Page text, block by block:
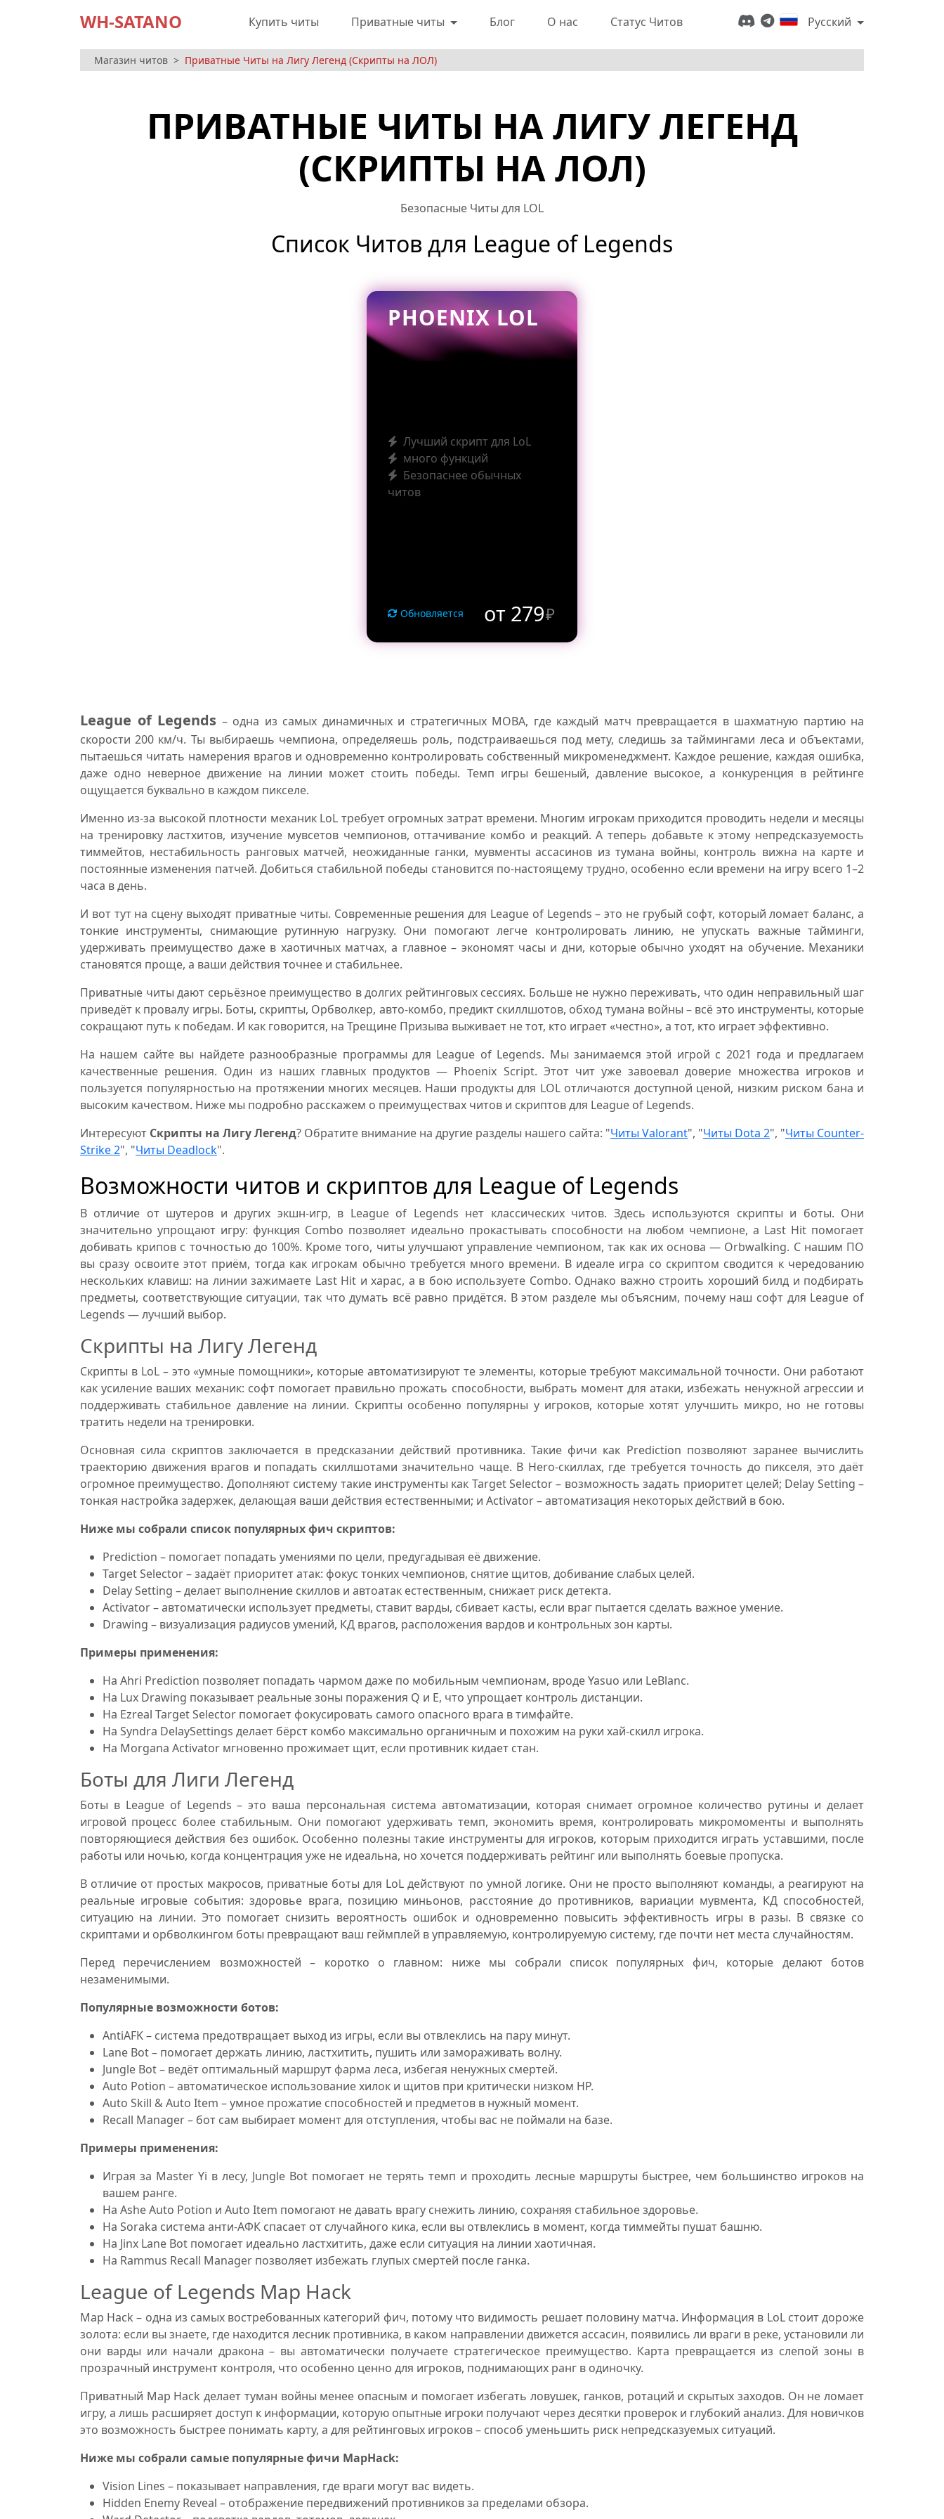
WH-SATANO Купить читы Приватные читы Блог О нас Статус Читов Русский
Магазин читов Приватные Читы на Лигу Легенд (Скрипты на ЛОЛ)
ПРИВАТНЫЕ ЧИТЫ НА ЛИГУ ЛЕГЕНД
(СКРИПТЫ НА ЛОЛ)
Безопасные Читы для LOL
Список Читов для League of Legends
PHOENIX LOL
Лучший скрипт для LoL
много функций
Безопаснее обычных
читов
Обновляется от 279₽
League of Legends – одна из самых динамичных и стратегичных MOBA, где каждый матч превращается в шахматную партию на
скорости 200 км/ч. Ты выбираешь чемпиона, определяешь роль, подстраиваешься под мету, следишь за таймингами леса и объектами,
пытаешься читать намерения врагов и одновременно контролировать собственный микроменеджмент. Каждое решение, каждая ошибка,
даже одно неверное движение на линии может стоить победы. Темп игры бешеный, давление высокое, а конкуренция в рейтинге
ощущается буквально в каждом пикселе.
Именно из-за высокой плотности механик LoL требует огромных затрат времени. Многим игрокам приходится проводить недели и месяцы
на тренировку ластхитов, изучение мувсетов чемпионов, оттачивание комбо и реакций. А теперь добавьте к этому непредсказуемость
тиммейтов, нестабильность ранговых матчей, неожиданные ганки, мувменты ассасинов из тумана войны, контроль вижна на карте и
постоянные изменения патчей. Добиться стабильной победы становится по-настоящему трудно, особенно если времени на игру всего 1–2
часа в день.
И вот тут на сцену выходят приватные читы. Современные решения для League of Legends – это не грубый софт, который ломает баланс, а
тонкие инструменты, снимающие рутинную нагрузку. Они помогают легче контролировать линию, не упускать важные тайминги,
удерживать преимущество даже в хаотичных матчах, а главное – экономят часы и дни, которые обычно уходят на обучение. Механики
становятся проще, а ваши действия точнее и стабильнее.
Приватные читы дают серьёзное преимущество в долгих рейтинговых сессиях. Больше не нужно переживать, что один неправильный шаг
приведёт к провалу игры. Боты, скрипты, Орбволкер, авто-комбо, предикт скиллшотов, обход тумана войны – всё это инструменты, которые
сокращают путь к победам. И как говорится, на Трещине Призыва выживает не тот, кто играет «честно», а тот, кто играет эффективно.
На нашем сайте вы найдете разнообразные программы для League of Legends. Мы занимаемся этой игрой с 2021 года и предлагаем
качественные решения. Один из наших главных продуктов — Phoenix Script. Этот чит уже завоевал доверие множества игроков и
пользуется популярностью на протяжении многих месяцев. Наши продукты для LOL отличаются доступной ценой, низким риском бана и
высоким качеством. Ниже мы подробно расскажем о преимуществах читов и скриптов для League of Legends.
Интересуют Скрипты на Лигу Легенд? Обратите внимание на другие разделы нашего сайта: "Читы Valorant", "Читы Dota 2", "Читы Counter-
Strike 2", "Читы Deadlock".
Возможности читов и скриптов для League of Legends
В отличие от шутеров и других экшн-игр, в League of Legends нет классических читов. Здесь используются скрипты и боты. Они
значительно упрощают игру: функция Combo позволяет идеально прокастывать способности на любом чемпионе, а Last Hit помогает
добивать крипов с точностью до 100%. Кроме того, читы улучшают управление чемпионом, так как их основа — Orbwalking. С нашим ПО
вы сразу освоите этот приём, тогда как игрокам обычно требуется много времени. В идеале игра со скриптом сводится к чередованию
нескольких клавиш: на линии зажимаете Last Hit и харас, а в бою используете Combo. Однако важно строить хороший билд и подбирать
предметы, соответствующие ситуации, так что думать всё равно придётся. В этом разделе мы объясним, почему наш софт для League of
Legends — лучший выбор.
Скрипты на Лигу Легенд
Скрипты в LoL – это «умные помощники», которые автоматизируют те элементы, которые требуют максимальной точности. Они работают
как усиление ваших механик: софт помогает правильно прожать способности, выбрать момент для атаки, избежать ненужной агрессии и
поддерживать стабильное давление на линии. Скрипты особенно популярны у игроков, которые хотят улучшить микро, но не готовы
тратить недели на тренировки.
Основная сила скриптов заключается в предсказании действий противника. Такие фичи как Prediction позволяют заранее вычислить
траекторию движения врагов и попадать скиллшотами значительно чаще. В Hero-скиллах, где требуется точность до пикселя, это даёт
огромное преимущество. Дополняют систему такие инструменты как Target Selector – возможность задать приоритет целей; Delay Setting –
тонкая настройка задержек, делающая ваши действия естественными; и Activator – автоматизация некоторых действий в бою.
Ниже мы собрали список популярных фич скриптов:
Prediction – помогает попадать умениями по цели, предугадывая её движение.
Target Selector – задаёт приоритет атак: фокус тонких чемпионов, снятие щитов, добивание слабых целей.
Delay Setting – делает выполнение скиллов и автоатак естественным, снижает риск детекта.
Activator – автоматически использует предметы, ставит варды, сбивает касты, если враг пытается сделать важное умение.
Drawing – визуализация радиусов умений, КД врагов, расположения вардов и контрольных зон карты.
Примеры применения:
На Ahri Prediction позволяет попадать чармом даже по мобильным чемпионам, вроде Yasuo или LeBlanc.
На Lux Drawing показывает реальные зоны поражения Q и E, что упрощает контроль дистанции.
На Ezreal Target Selector помогает фокусировать самого опасного врага в тимфайте.
На Syndra DelaySettings делает бёрст комбо максимально органичным и похожим на руки хай-скилл игрока.
На Morgana Activator мгновенно прожимает щит, если противник кидает стан.
Боты для Лиги Легенд
Боты в League of Legends – это ваша персональная система автоматизации, которая снимает огромное количество рутины и делает
игровой процесс более стабильным. Они помогают удерживать темп, экономить время, контролировать микромоменты и выполнять
повторяющиеся действия без ошибок. Особенно полезны такие инструменты для игроков, которым приходится играть уставшими, после
работы или ночью, когда концентрация уже не идеальна, но хочется поддерживать рейтинг или выполнять боевые пропуска.
В отличие от простых макросов, приватные боты для LoL действуют по умной логике. Они не просто выполняют команды, а реагируют на
реальные игровые события: здоровье врага, позицию миньонов, расстояние до противников, вариации мувмента, КД способностей,
ситуацию на линии. Это помогает снизить вероятность ошибок и одновременно повысить эффективность игры в разы. В связке со
скриптами и орбволкингом боты превращают ваш геймплей в управляемую, контролируемую систему, где почти нет места случайностям.
Перед перечислением возможностей – коротко о главном: ниже мы собрали список популярных фич, которые делают ботов
незаменимыми.
Популярные возможности ботов:
AntiAFK – система предотвращает выход из игры, если вы отвлеклись на пару минут.
Lane Bot – помогает держать линию, ластхитить, пушить или замораживать волну.
Jungle Bot – ведёт оптимальный маршрут фарма леса, избегая ненужных смертей.
Auto Potion – автоматическое использование хилок и щитов при критически низком HP.
Auto Skill & Auto Item – умное прожатие способностей и предметов в нужный момент.
Recall Manager – бот сам выбирает момент для отступления, чтобы вас не поймали на базе.
Примеры применения:
Играя за Master Yi в лесу, Jungle Bot помогает не терять темп и проходить лесные маршруты быстрее, чем большинство игроков на
вашем ранге.
На Ashe Auto Potion и Auto Item помогают не давать врагу снежить линию, сохраняя стабильное здоровье.
На Soraka система анти-АФК спасает от случайного кика, если вы отвлеклись в момент, когда тиммейты пушат башню.
На Jinx Lane Bot помогает идеально ластхитить, даже если ситуация на линии хаотичная.
На Rammus Recall Manager позволяет избежать глупых смертей после ганка.
League of Legends Map Hack
Map Hack – одна из самых востребованных категорий фич, потому что видимость решает половину матча. Информация в LoL стоит дороже
золота: если вы знаете, где находится лесник противника, в каком направлении движется ассасин, появились ли враги в реке, установили ли
они варды или начали дракона – вы автоматически получаете стратегическое преимущество. Карта превращается из слепой зоны в
прозрачный инструмент контроля, что особенно ценно для игроков, поднимающих ранг в одиночку.
Приватный Map Hack делает туман войны менее опасным и помогает избегать ловушек, ганков, ротаций и скрытых заходов. Он не ломает
игру, а лишь расширяет доступ к информации, которую опытные игроки получают через десятки проверок и глубокий анализ. Для новичков
это возможность быстрее понимать карту, а для рейтинговых игроков – способ уменьшить риск непредсказуемых ситуаций.
Ниже мы собрали самые популярные фичи MapHack:
Vision Lines – показывает направления, где враги могут вас видеть.
Hidden Enemy Reveal – отображение передвижений противников за пределами обзора.